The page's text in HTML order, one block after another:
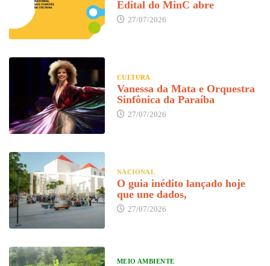
Edital do MinC abre
27/07/2026
CULTURA
Vanessa da Mata e Orquestra
Sinfônica da Paraíba
27/07/2026
NACIONAL
O guia inédito lançado hoje
que une dados,
27/07/2026
MEIO AMBIENTE